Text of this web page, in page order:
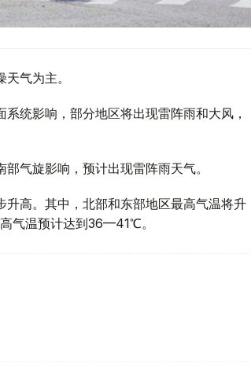
气为主。
统影响，部分地区将出现雷阵雨和大风，
气旋影响，预计出现雷阵雨天气。
高。其中，北部和东部地区最高气温将升
气温预计达到36—41℃。